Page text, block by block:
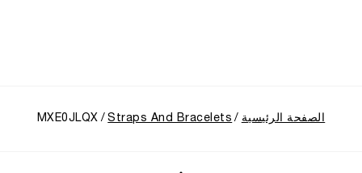
الصفحة الرئيسية Straps And Bracelets
MXE0JLQX